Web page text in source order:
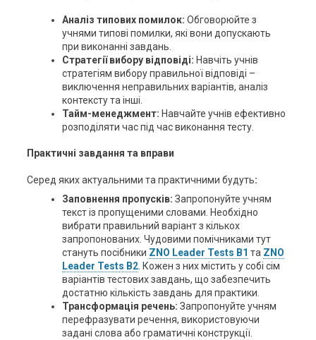
Аналіз типових помилок: Обговорюйте з
учнями типові помилки, які вони допускають
при виконанні завдань.
Стратегії вибору відповіді: Навчіть учнів
стратегіям вибору правильної відповіді –
виключення неправильних варіантів, аналіз
контексту та інші.
Тайм-менеджмент: Навчайте учнів ефективно
розподіляти час під час виконання тесту.
Практичні завдання та вправи
Серед яких актуальними та практичними будуть:
Заповнення пропусків: Запропонуйте учням
текст із пропущеними словами. Необхідно
вибрати правильний варіант з кількох
запропонованих. Чудовими помічниками тут
стануть посібники ZNO Leader Tests B1 та ZNO
Leader Tests B2. Кожен з них містить у собі сім
варіантів тестових завдань, що забезпечить
достатню кількість завдань для практики.
Трансформація речень: Запропонуйте учням
перефразувати речення, використовуючи
задані слова або граматичні конструкції.